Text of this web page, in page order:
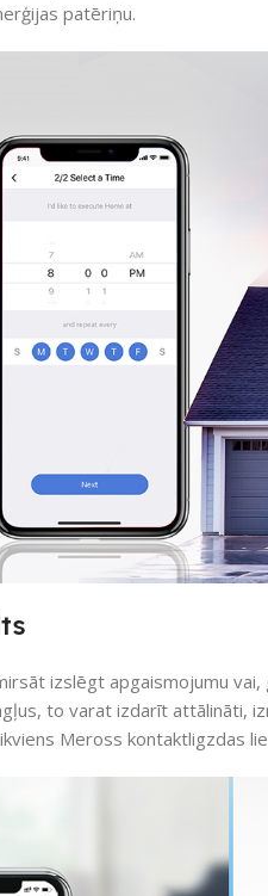
patēriņu.
izslēgt apgaismojumu
to varat izdarīt attālināti,
Meross kontaktligzdas